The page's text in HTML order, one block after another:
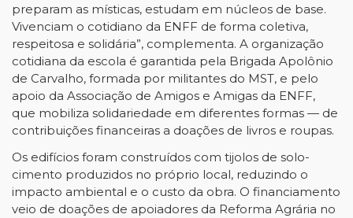
preparam as místicas, estudam em núcleos de base.
Vivenciam o cotidiano da ENFF de forma coletiva,
respeitosa e solidária”, complementa. A organização
cotidiana da escola é garantida pela Brigada Apolônio
de Carvalho, formada por militantes do MST, e pelo
apoio da Associação de Amigos e Amigas da ENFF,
que mobiliza solidariedade em diferentes formas — de
contribuições financeiras a doações de livros e roupas.
Os edifícios foram construídos com tijolos de solo-
cimento produzidos no próprio local, reduzindo o
impacto ambiental e o custo da obra. O financiamento
veio de doações de apoiadores da Reforma Agrária no